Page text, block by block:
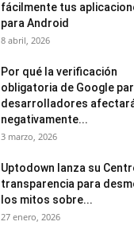
fácilmente tus
para Android
8 abril, 2026
Por qué la verificación
obligatoria de Google
desarrolladores
negativamente...
3 marzo, 2026
Uptodown lanza su
transparencia para
los mitos sobre...
27 enero, 2026